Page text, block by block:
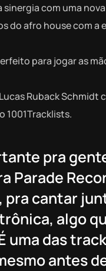
com uma
do afro house com a
para jogar as
Ruback Schmidt
1001Tracklists.
pra
Parade
cantar
algo
uma das
antes